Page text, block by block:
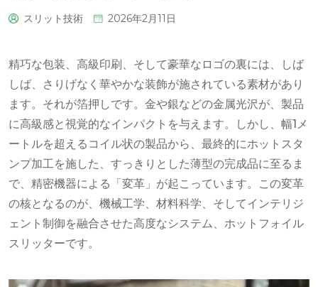
スリット技術 2026年2月11日
精巧な包装、高級印刷、そして豪華なロゴの裏には、しば
しば、さりげなく華やかな装飾が施されている素材があり
ます。それが箔押しです。金や銀などの金属光沢が、製品
に高級感と視覚的なインパクトを与えます。しかし、幅1メ
ートルを超えるコイル状の製品から、最終的にホットスタ
ンプ加工を施した、すっきりとした薄型の完成品に至るま
で、精密機器による「変革」が起こっています。この変革
の核となるのが、機械工学、材料科学、そしてインテリジ
ェント制御を融合させた高度なシステム、ホットフォイル
スリッターです。